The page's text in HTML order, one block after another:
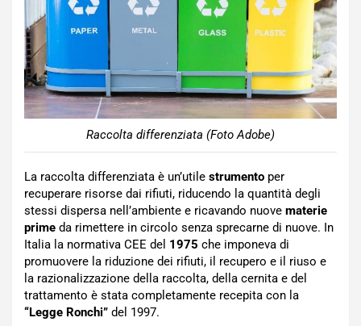
Raccolta differenziata (Foto Adobe)
La raccolta differenziata è un’utile strumento per
recuperare risorse dai rifiuti, riducendo la quantità degli
stessi dispersa nell’ambiente e ricavando nuove materie
prime da rimettere in circolo senza sprecarne di nuove. In
Italia la normativa CEE del 1975 che imponeva di
promuovere la riduzione dei rifiuti, il recupero e il riuso e
la razionalizzazione della raccolta, della cernita e del
trattamento è stata completamente recepita con la
“Legge Ronchi” del 1997.